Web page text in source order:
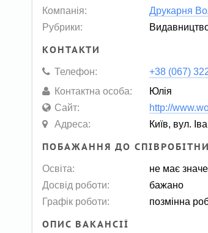
Компанія: Друкарня
Рубрики:
КОНТАКТИ
Телефон:
+38 (067)
Контактна особа:
Юлія
Сайт:
http://
Адреса:
Київ, вул.
ПОБАЖАННЯ ДО
Освіта:
не має
Досвід роботи:
бажано
Графік роботи:
позмінна
ОПИС ВАКАНСІЇ